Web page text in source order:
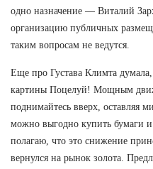
одно назначение — Виталий
организацию публичных
таким вопросам не ведутся.
Еще про Густава Климта думала,
картины Поцелуй! Мощным
поднимайтесь вверх, оставляя
можно выгодно купить бумаги
полагаю, что это снижение
вернулся на рынок золота.